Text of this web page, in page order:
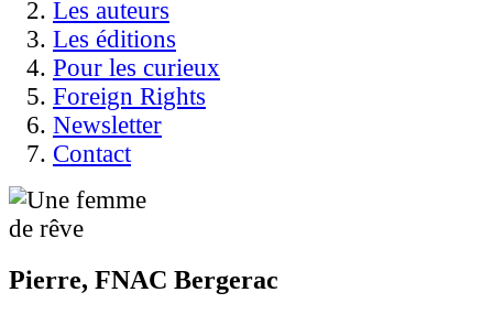
Les auteurs
Les éditions
Pour les curieux
Foreign Rights
Newsletter
Contact
Pierre, FNAC Bergerac